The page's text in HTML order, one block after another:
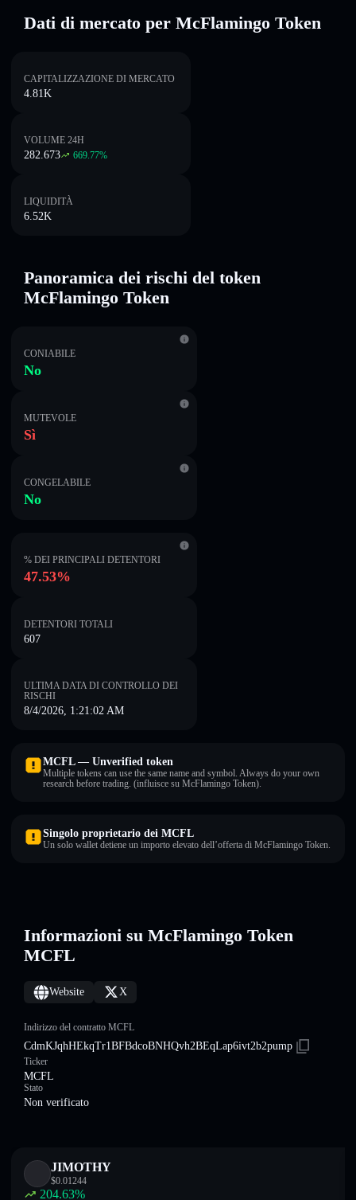
Dati di mercato per McFlamingo Token
CAPITALIZZAZIONE DI MERCATO
4.81K
VOLUME 24H
282.673 669.77%
LIQUIDITÀ
6.52K
Panoramica dei rischi del token
McFlamingo Token
CONIABILE
No
MUTEVOLE
Sì
CONGELABILE
No
% DEI PRINCIPALI DETENTORI
47.53%
DETENTORI TOTALI
607
ULTIMA DATA DI CONTROLLO DEI
RISCHI
8/4/2026, 1:21:02 AM
MCFL — Unverified token
Multiple tokens can use the same name and symbol. Always do your own
research before trading. (influisce su McFlamingo Token).
Singolo proprietario dei MCFL
Un solo wallet detiene un importo elevato dell’offerta di McFlamingo Token.
Informazioni su McFlamingo Token
MCFL
Website X
Indirizzo del contratto MCFL
CdmKJqhHEkqTr1BFBdcoBNHQvh2BEqLap6ivt2b2pump
Ticker
MCFL
Stato
Non verificato
JIMOTHY
$0.01244
204.63%